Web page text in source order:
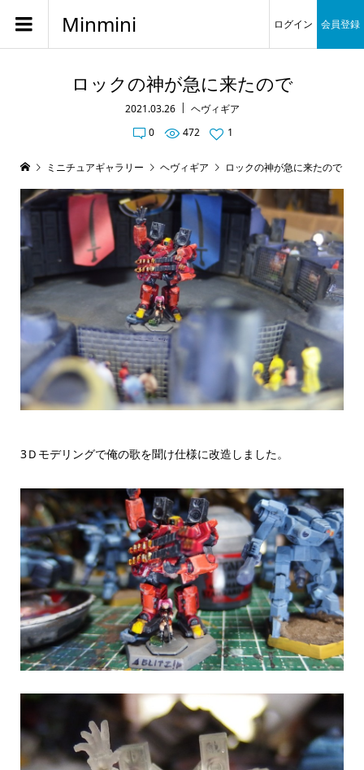
Minmini ログイン 会員登録
ロックの神が急に来たので
2021.03.26
ヘヴィギア
0
472 1
ミニチュアギャラリー ヘヴィギア ロックの神が急に来たので
3Ｄモデリングで俺の歌を聞け仕様に改造しました。